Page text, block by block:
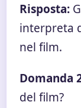
Risposta:
interpreta
nel film.
Domanda
del film?